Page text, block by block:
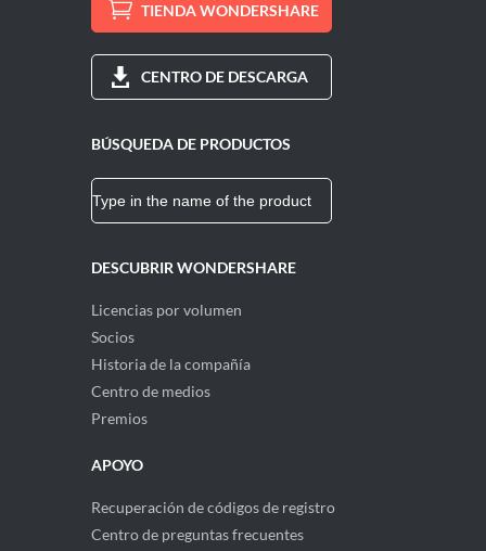
TIENDA WONDERSHARE
CENTRO DE DESCARGA
BÚSQUEDA DE PRODUCTOS
DESCUBRIR WONDERSHARE
Licencias por volumen
Socios
Historia de la compañía
Centro de medios
Premios
APOYO
Recuperación de códigos de registro
Centro de preguntas frecuentes